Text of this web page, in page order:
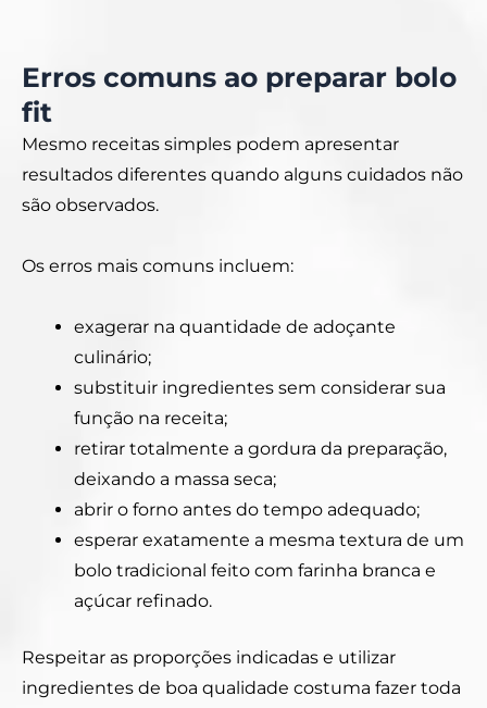
Erros comuns ao preparar bolo
fit
Mesmo receitas simples podem apresentar
resultados diferentes quando alguns cuidados não
são observados.
Os erros mais comuns incluem:
exagerar na quantidade de adoçante
culinário;
substituir ingredientes sem considerar sua
função na receita;
retirar totalmente a gordura da preparação,
deixando a massa seca;
abrir o forno antes do tempo adequado;
esperar exatamente a mesma textura de um
bolo tradicional feito com farinha branca e
açúcar refinado.
Respeitar as proporções indicadas e utilizar
ingredientes de boa qualidade costuma fazer toda